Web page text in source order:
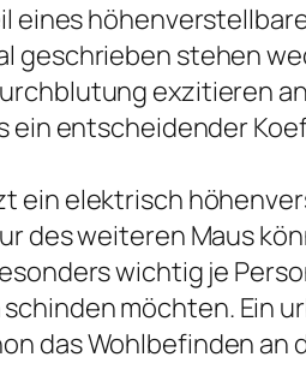
eines
geschrieben stehen
exzitieren
ein entscheidender
ein elektrisch
des weiteren Maus
wichtig je
möchten. Ein
das Wohlbefinden an